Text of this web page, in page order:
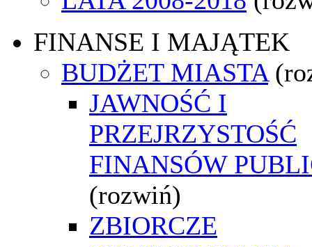
FINANSE I MAJĄTEK
BUDŻET MIASTA
JAWNOŚĆ I
PRZEJRZYSTOŚĆ
FINANSÓW
(rozwiń)
ZBIORCZE